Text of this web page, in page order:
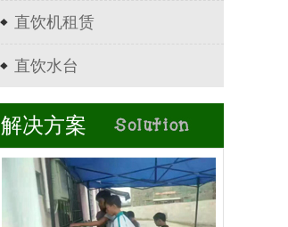
直饮机租赁
直饮水台
解决方案